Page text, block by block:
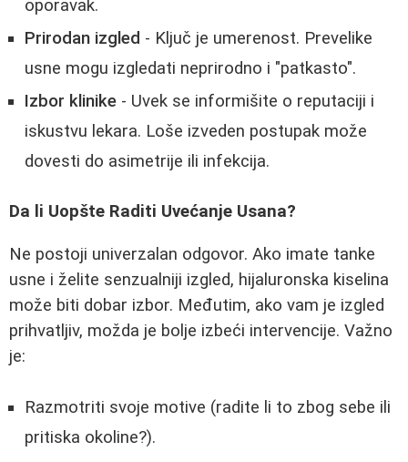
oporavak.
Prirodan izgled - Ključ je umerenost. Prevelike
usne mogu izgledati neprirodno i "patkasto".
Izbor klinike - Uvek se informišite o reputaciji i
iskustvu lekara. Loše izveden postupak može
dovesti do asimetrije ili infekcija.
Da li Uopšte Raditi Uvećanje Usana?
Ne postoji univerzalan odgovor. Ako imate tanke
usne i želite senzualniji izgled, hijaluronska kiselina
može biti dobar izbor. Međutim, ako vam je izgled
prihvatljiv, možda je bolje izbeći intervencije. Važno
je:
Razmotriti svoje motive (radite li to zbog sebe ili
pritiska okoline?).